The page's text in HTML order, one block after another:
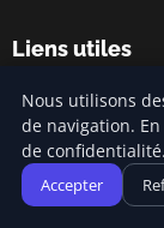
Liens utiles
Contact
Informations
Nous utilisons
de navigation.
de confidentialité.
Accepter